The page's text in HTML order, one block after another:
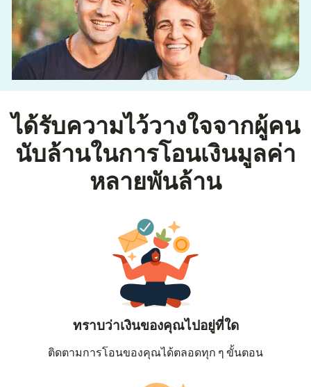
ได้รับความไว้วางใจจากผู้คน
นับล้านในการโอนเงินมูลค่า
หลายพันล้าน
ทราบว่าเงินของคุณไปอยู่ที่ใด
ติดตามการโอนของคุณได้ตลอดทุก ๆ ขั้นตอน